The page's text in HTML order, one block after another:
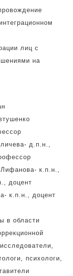
лиц с
на
д.п.н.,
к.п.н.,
доцент
к.п.н., доцент
в области
психологи,